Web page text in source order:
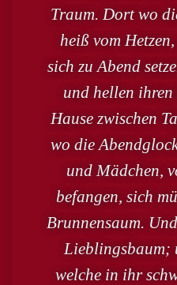
Traum. Dort wo
heiß vom
sich zu Abend
und hellen
Hause zwischen
wo die
und Mädchen,
befangen, sich
Brunnensaum.
Lieblingsbaum;
welche in ihr